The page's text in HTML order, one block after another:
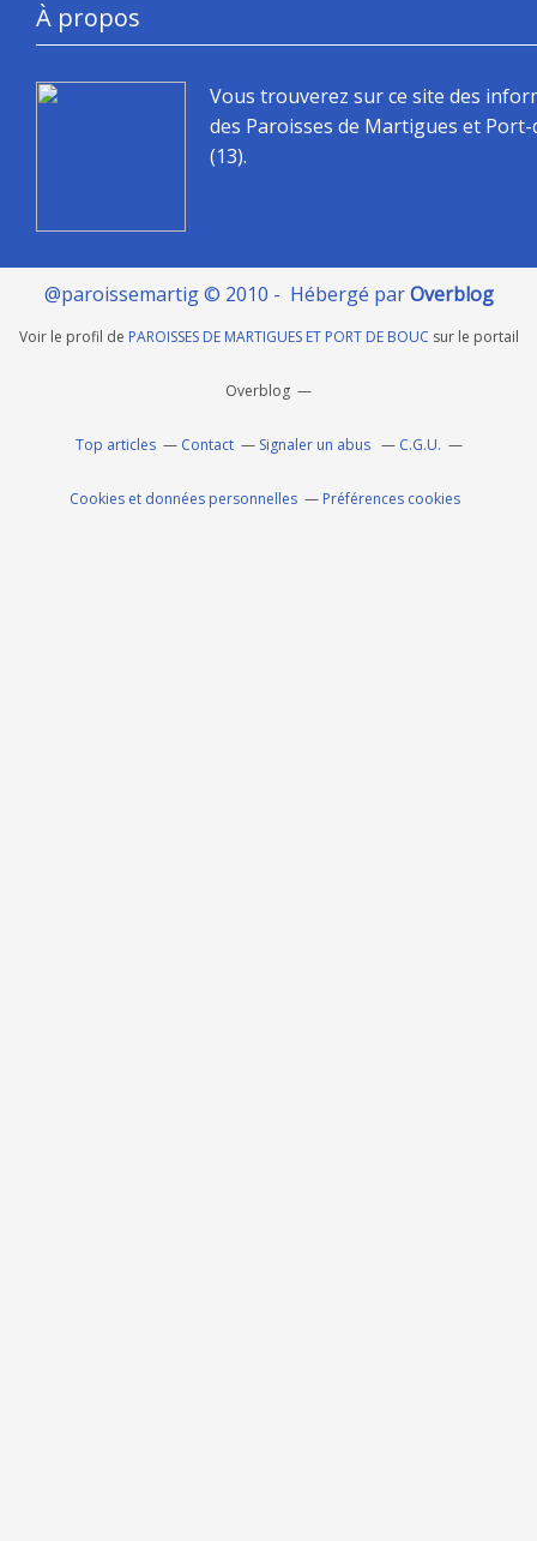
À propos
Vous trouverez sur ce site des
des Paroisses de Martigues et
(13).
@paroissemartig © 2010 - Hébergé parOverblog
Voir le profil de PAROISSES DE MARTIGUES ET PORT DE BOUC sur le portail
Overblog
Top articles Contact Signaler un abus C.G.U.
Cookies et données personnelles Préférences cookies